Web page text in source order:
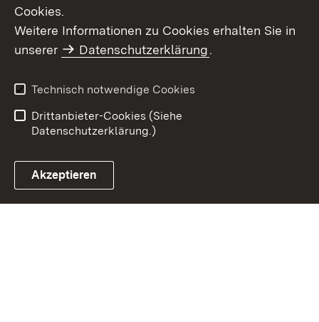
Erklärung zur
Cookies.
Weitere Informationen zu Cookies erhalten Sie in
unserer
Datenschutzerklärung.
Technisch notwendige Cookies
Drittanbieter-Cookies (Siehe
Datenschutzerklärung.)
Akzeptieren